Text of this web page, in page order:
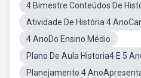
4 Bimestre Conteúdos De
Atividade De História 4
4 AnoDo Ensino Médio
Plano De Aula Historia4 E 5
Planejamento 4